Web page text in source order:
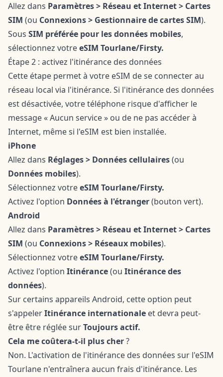
Allez dans Paramètres > Réseau et Internet > Cartes
SIM (ou Connexions > Gestionnaire de cartes SIM).
Sous SIM préférée pour les données mobiles,
sélectionnez votreeSIM Tourlane/Firsty.
Étape 2 : activez l'itinérance des données
Cette étape permet à votre eSIM de se connecter au
réseau local via l'itinérance. Si l'itinérance des données
est désactivée, votre téléphone risque d'afficher le
message « Aucun service » ou de ne pas accéder à
Internet, même si l'eSIM est bien installée.
iPhone
Allez dans Réglages > Données cellulaires(ou
Données mobiles).
Sélectionnez votreeSIM Tourlane/Firsty.
Activez l'option Données à l'étranger(bouton vert).
Android
Allez dans Paramètres > Réseau et Internet > Cartes
SIM (ou Connexions > Réseaux mobiles).
Sélectionnez votreeSIM Tourlane/Firsty.
Activez l'option Itinérance(ou Itinérance des
données).
Sur certains appareils Android, cette option peut
s'appelerItinérance internationale et devra peut-
être être réglée surToujours actif.
Cela me coûtera-t-il plus cher?
Non. L'activation de l'itinérance des données sur l'eSIM
Tourlane n'entraînera aucun frais d'itinérance. Les